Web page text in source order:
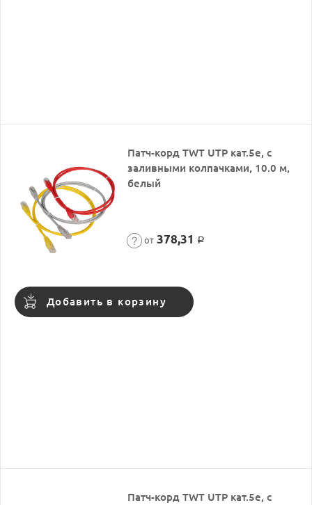
Патч-корд TWT UTP кат.5e, с
заливными колпачками, 10.0 м,
белый
от 378,31 Р
Добавить в корзину
Патч-корд TWT UTP кат.5e, с